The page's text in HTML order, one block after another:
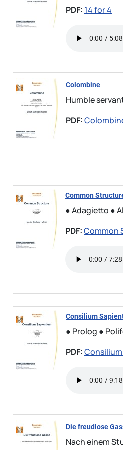
PDF: 14 for 4
Colombine
Humble
PDF:
Common
● Adagietto ●
PDF:Common
Consilium
● Prolog ●
PDF:
Die freudlose
Nach einem